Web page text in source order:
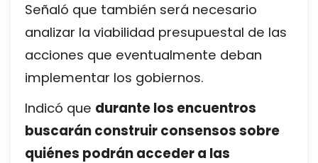
Señaló que también será necesario
analizar la viabilidad presupuestal de las
acciones que eventualmente deban
implementar los gobiernos.
Indicó que durante los encuentros
buscarán construir consensos sobre
quiénes podrán acceder a las